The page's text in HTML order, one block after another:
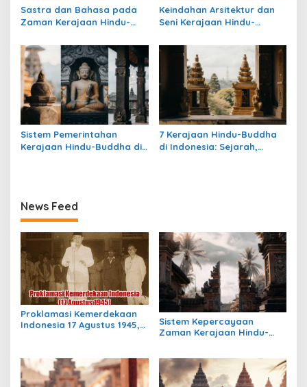
Sastra dan Bahasa pada
Zaman Kerajaan Hindu-
Keindahan Arsitektur dan
Seni Kerajaan Hindu-
Warisan Megah yang Abadi
Sistem Pemerintahan
Kerajaan Hindu-Buddha di
7 Kerajaan Hindu-Buddha
di Indonesia: Sejarah,
News Feed
Proklamasi Kemerdekaan
Indonesia 17 Agustus 1945,
Sistem Kepercayaan
Zaman Kerajaan Hindu-
Masih Bertahan